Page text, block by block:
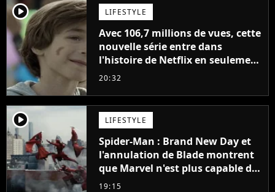
player2 LIFESTYLE
Avec 106,7 millions de vues, cette
nouvelle série entre dans
l'histoire de Netflix en seulement
48 jours
20:32
player2 LIFESTYLE
Spider-Man : Brand New Day et
l'annulation de Blade montrent
que Marvel n'est plus capable de
faire quoi que ce soit de simple
19:15